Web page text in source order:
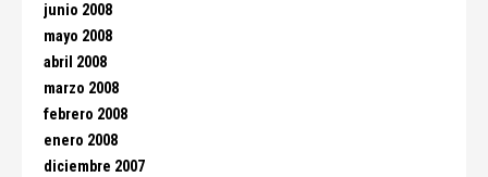
junio 2008
mayo 2008
abril 2008
marzo 2008
febrero 2008
enero 2008
diciembre 2007